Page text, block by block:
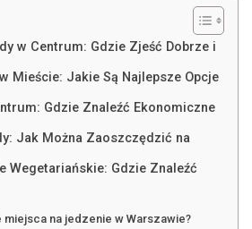
w Centrum: Gdzie Zjeść Dobrze i
Mieście: Jakie Są Najlepsze Opcje
Gdzie Znaleźć Ekonomiczne
Jak Można Zaoszczędzić na
Wegetariańskie: Gdzie Znaleźć
miejsca na jedzenie w Warszawie?